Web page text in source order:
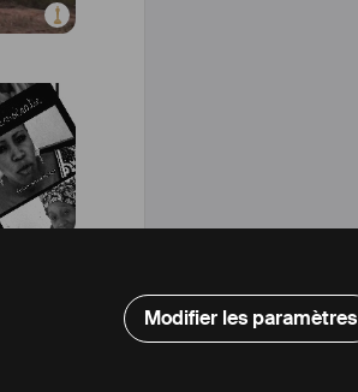
Modifier les paramètres